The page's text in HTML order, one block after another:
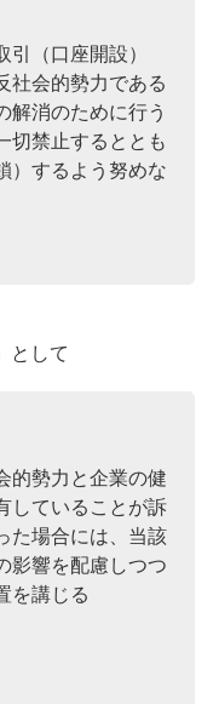
（口座開設）
社会的勢力である
解消のために行う
切禁止するととも
）するよう努めな
として
的勢力と企業の健
していることが訴
た場合には、当該
影響を配慮しつつ
を講じる